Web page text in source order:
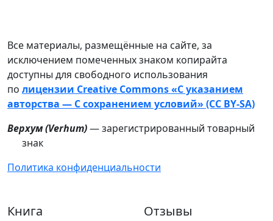
Все материалы, размещённые на сайте, за
исключением помеченных знаком копирайта
доступны для свободного использования
по лицензии Creative Commons «С указанием
авторства — С сохранением условий» (CC BY-SA)
Верхум (Verhum)— зарегистрированный товарный
знак
Политика конфиденциальности
Книга Отзывы